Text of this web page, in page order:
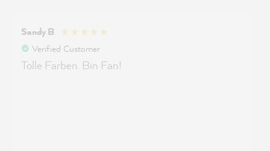
Sandy B
Verified Customer
Tolle Farben. Bin Fan!